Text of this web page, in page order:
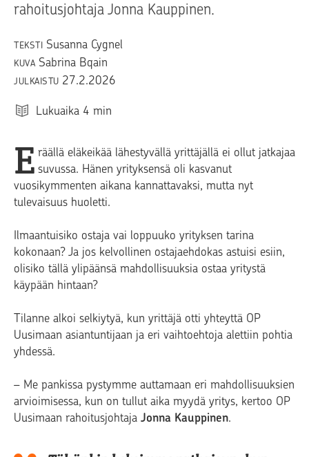
rahoitusjohtaja Jonna Kauppinen.
TEKSTI Susanna Cygnel
KUVA Sabrina Bqain
JULKAISTU 27.2.2026
Lukuaika 4 min
E räällä eläkeikää lähestyvällä yrittäjällä ei ollut jatkajaa
suvussa. Hänen yrityksensä oli kasvanut
vuosikymmenten aikana kannattavaksi, mutta nyt
tulevaisuus huoletti.
Ilmaantuisiko ostaja vai loppuuko yrityksen tarina
kokonaan? Ja jos kelvollinen ostajaehdokas astuisi esiin,
olisiko tällä ylipäänsä mahdollisuuksia ostaa yritystä
käypään hintaan?
Tilanne alkoi selkiytyä, kun yrittäjä otti yhteyttä OP
Uusimaan asiantuntijaan ja eri vaihtoehtoja alettiin pohtia
yhdessä.
– Me pankissa pystymme auttamaan eri mahdollisuuksien
arvioimisessa, kun on tullut aika myydä yritys, kertoo OP
Uusimaan rahoitusjohtaja Jonna Kauppinen.